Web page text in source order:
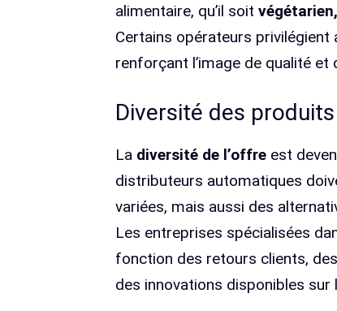
alimentaire, qu’il soit
Certains opérateurs
renforçant l’image de qualité
Diversité des produits
La diversité de l’offre est
distributeurs automatiques
variées, mais aussi des
Les entreprises spécialisées
fonction des retours clients,
des innovations disponibles sur